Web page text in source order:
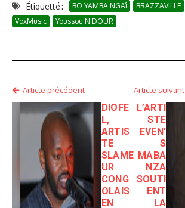
Étiquetté : BO YAMBA NGAî BRAZZAVILLE
VoxMusic
Youssou N’DOUR
Article précédent
DIOFE
L,
ARTIS
TE
SLAME
UR
CONG
OLAIS
EN
Article suivant
L’ARTI
STE
EVEN’
S
MABA
NZA
SOUTI
ENT
LA